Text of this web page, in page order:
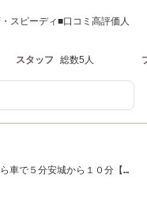
スピーディ■口コミ高評価人
スタッフ 総数5人
車で５分安城から１０分【マ